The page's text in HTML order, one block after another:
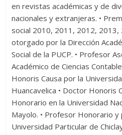
en revistas académicas y de
nacionales y extranjeras. •
social 2010, 2011, 2012,
otorgado por la Dirección
Social de la PUCP. • Profesor
Académico de Ciencias
Honoris Causa por la
Huancavelica • Doctor Honoris
Honorario en la Universidad
Mayolo. • Profesor Honorario
Universidad Particular de